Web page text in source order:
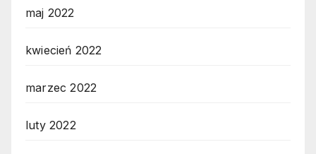
maj 2022
kwiecień 2022
marzec 2022
luty 2022